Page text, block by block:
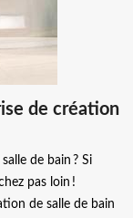
de création
de bain ? Si
pas loin !
de salle de bain